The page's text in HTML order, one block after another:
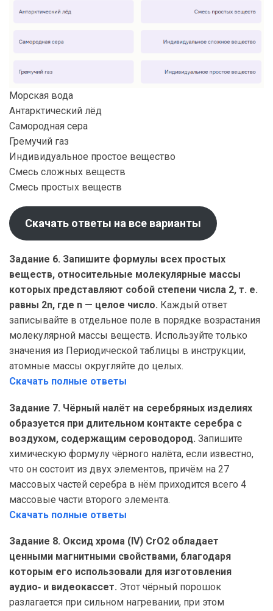
Морская вода
Антарктический лёд
Самородная сера
Гремучий газ
Индивидуальное простое вещество
Смесь сложных веществ
Смесь простых веществ
Скачать ответы на все варианты
Задание 6. Запишите формулы всех простых
веществ, относительные молекулярные массы
которых представляют собой степени числа 2, т. е.
равны 2n, где n — целое число. Каждый ответ
записывайте в отдельное поле в порядке возрастания
молекулярной массы веществ. Используйте только
значения из Периодической таблицы в инструкции,
атомные массы округляйте до целых.
Скачать полные ответы
Задание 7. Чёрный налёт на серебряных изделиях
образуется при длительном контакте серебра с
воздухом, содержащим сероводород. Запишите
химическую формулу чёрного налёта, если известно,
что он состоит из двух элементов, причём на 27
массовых частей серебра в нём приходится всего 4
массовые части второго элемента.
Скачать полные ответы
Задание 8. Оксид хрома (IV) CrO2 обладает
ценными магнитными свойствами, благодаря
которым его использовали для изготовления
аудио‑ и видеокассет. Этот чёрный порошок
разлагается при сильном нагревании, при этом